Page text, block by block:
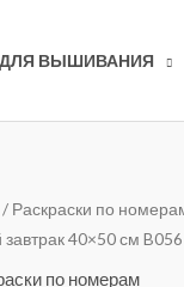
ВЫШИВАНИЯ
/ Раскраски по
40×50 см B056
по номерам